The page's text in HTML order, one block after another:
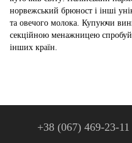
норвежський брюност і інші
та овечого молока. Купуючи
секційною менажницею спробуй
інших країн.
+38 (067) 469-23-11